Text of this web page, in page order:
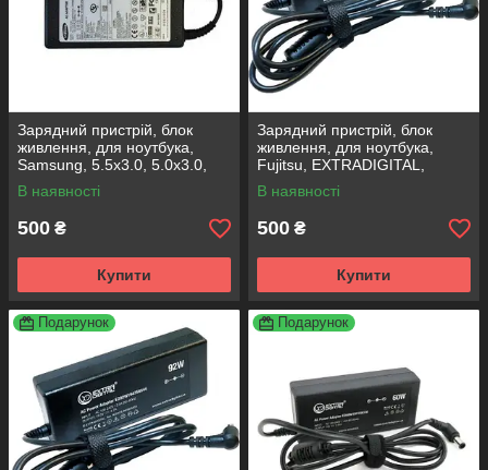
Зарядний пристрій, блок
живлення, для ноутбука,
Samsung, 5.5x3.0, 5.0x3.0,
65V, +pin
В наявності
500 ₴
Купити
Зарядний пристрій, блок
живлення, для ноутбука,
Fujitsu, EXTRADIGITAL,
6.0x4.4, 6.5x4.0, 65V
В наявності
500 ₴
Купити
Подарунок Подарунок